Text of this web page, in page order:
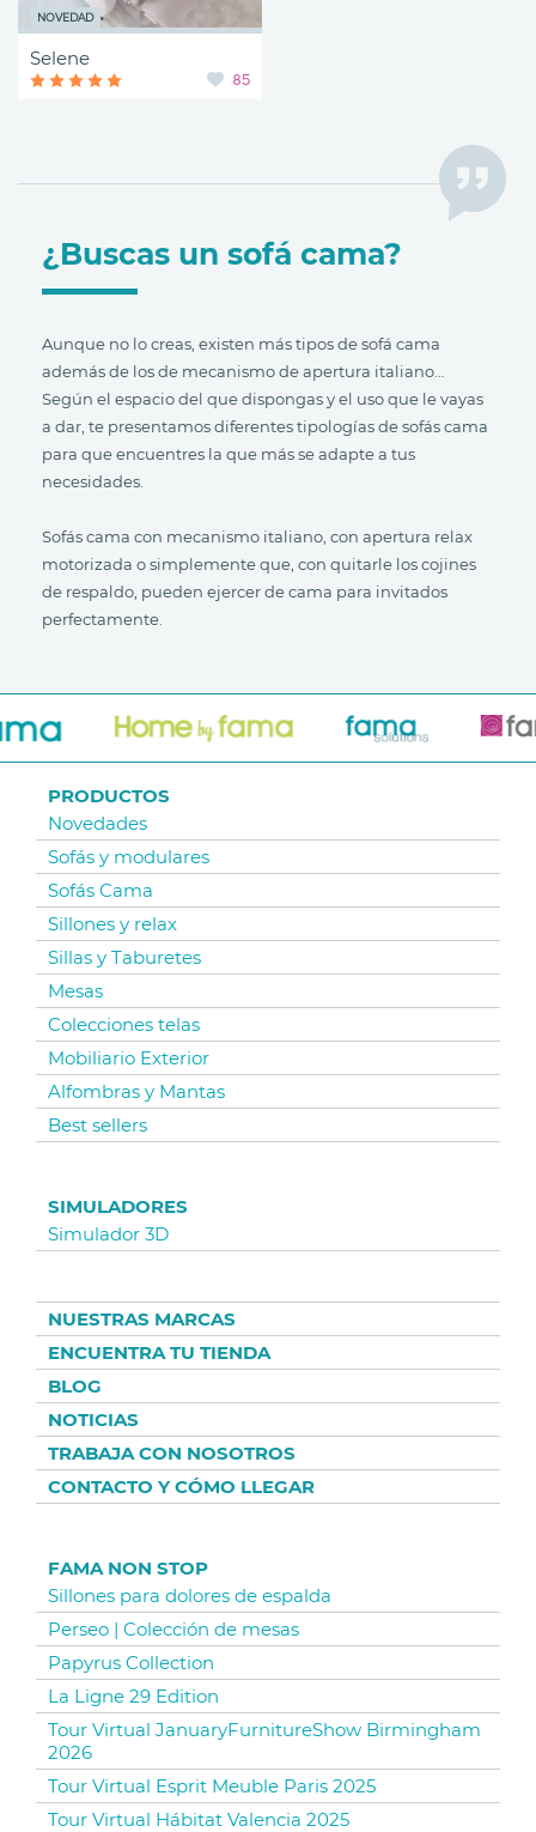
¿Buscas un sofá cama?
Aunque no lo creas, existen más tipos de sofá cama
además de los de mecanismo de apertura italiano…
Según el espacio del que dispongas y el uso que le vayas
a dar, te presentamos diferentes tipologías de sofás cama
para que encuentres la que más se adapte a tus
necesidades.
Sofás cama con mecanismo italiano, con apertura relax
motorizada o simplemente que, con quitarle los cojines
de respaldo, pueden ejercer de cama para invitados
perfectamente.
NOVEDAD
Selene
85
PRODUCTOS
Novedades
Sofás y modulares
Sofás Cama
Sillones y relax
Sillas y Taburetes
Mesas
Colecciones telas
Mobiliario Exterior
Alfombras y Mantas
Best sellers
SIMULADORES
Simulador 3D
NUESTRAS MARCAS
ENCUENTRA TU TIENDA
BLOG
NOTICIAS
TRABAJA CON NOSOTROS
CONTACTO Y CÓMO LLEGAR
FAMA NON STOP
Sillones para dolores de espalda
Perseo | Colección de mesas
Papyrus Collection
La Ligne 29 Edition
Tour Virtual JanuaryFurnitureShow Birmingham
2026
Tour Virtual Esprit Meuble Paris 2025
Tour Virtual Hábitat Valencia 2025